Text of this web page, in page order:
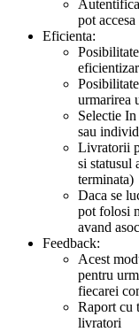
pot
Eficienta:
urmarirea
Selectie
sau
Livratorii
si statusul
terminata)
Daca se
pot folosi
avand
Feedback:
Acest
pentru
fiecarei
Raport cu
livratori